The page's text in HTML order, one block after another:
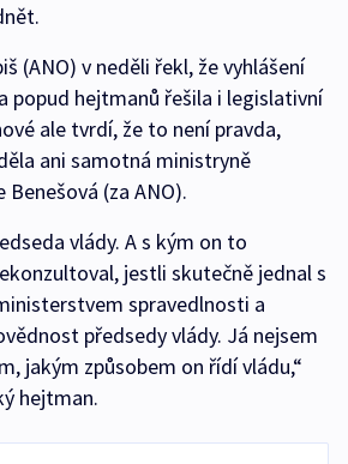
(ANO) v neděli řekl, že vyhlášení
popud hejtmanů řešila i legislativní
ale tvrdí, že to není pravda,
ani samotná ministryně
(za ANO).
vlády. A s kým on to
jestli skutečně jednal s
spravedlnosti a
předsedy vlády. Já nejsem
jakým způsobem on řídí vládu,“
hejtman.